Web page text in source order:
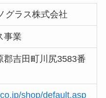
グラス株式会社
事業
郡吉田町川尻3583番
shop/default.asp